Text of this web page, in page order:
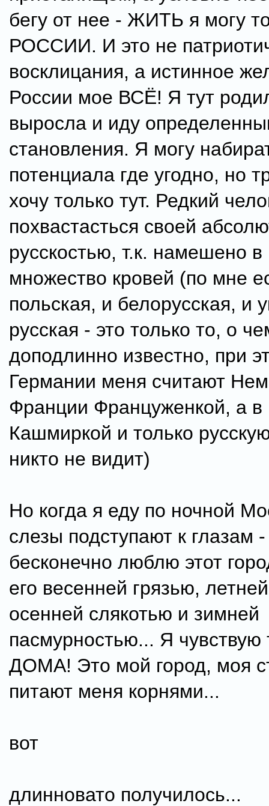
бегу от нее - ЖИТЬ я могу
РОССИИ. И это не
восклицания, а истинное
России мое ВСЁ! Я тут
выросла и иду
становления. Я могу
потенциала где угодно, но
хочу только тут. Редкий
похвастасться своей
русскостью, т.к. намешено в
множество кровей (по мне
польская, и белорусская, и
русская - это только то, о
доподлинно известно, при
Германии меня считают
Франции Француженкой, а
Кашмиркой и только
никто не видит)
Но когда я еду по ночной
слезы подступают к глазам
бесконечно люблю этот
его весенней грязью,
осенней слякотью и зимней
пасмурностью... Я чувствую
ДОМА! Это мой город, моя
питают меня корнями...
вот
длинновато получилось...